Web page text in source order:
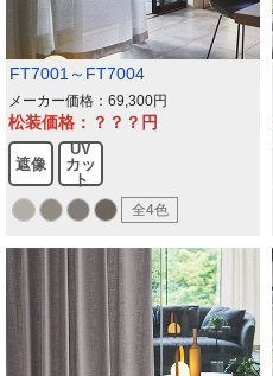
FT7001～FT7004
メーカー価格：69,300
松装価格：？？？
遮像
UV
カッ
ト
全4色